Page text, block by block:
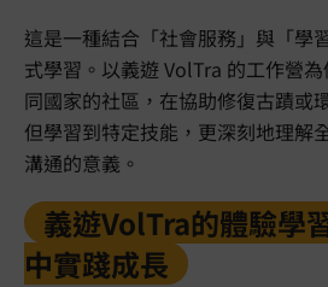
這是一種結合「社會服務」與「學
式學習。以義遊 VolTra 的工作營
同國家的社區，在協助修復古蹟或
但學習到特定技能，更深刻地理解
溝通的意義。
義遊VolTra的體驗學
中實踐成長